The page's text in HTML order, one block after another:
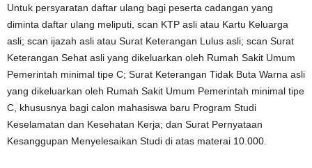
Untuk persyaratan daftar ulang bagi peserta cadangan yang
diminta daftar ulang meliputi, scan KTP asli atau Kartu Keluarga
asli; scan ijazah asli atau Surat Keterangan Lulus asli; scan Surat
Keterangan Sehat asli yang dikeluarkan oleh Rumah Sakit Umum
Pemerintah minimal tipe C; Surat Keterangan Tidak Buta Warna asli
yang dikeluarkan oleh Rumah Sakit Umum Pemerintah minimal tipe
C, khususnya bagi calon mahasiswa baru Program Studi
Keselamatan dan Kesehatan Kerja; dan Surat Pernyataan
Kesanggupan Menyelesaikan Studi di atas materai 10.000.